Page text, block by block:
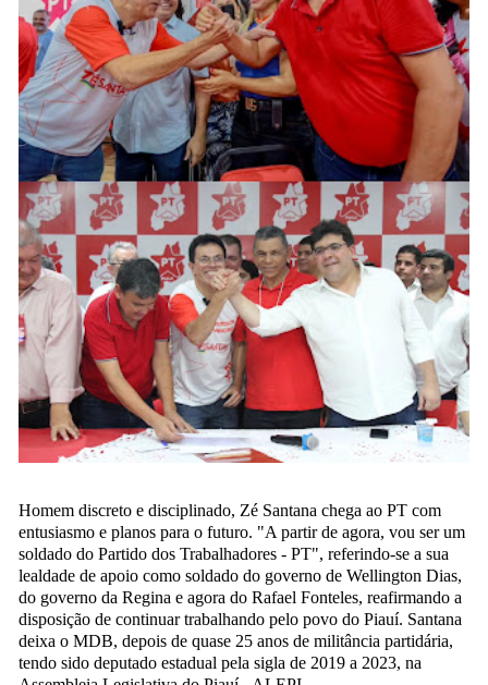
Homem discreto e disciplinado, Zé Santana chega ao PT com
entusiasmo e planos para o futuro. "A partir de agora, vou ser um
soldado do Partido dos Trabalhadores - PT", referindo-se a sua
lealdade de apoio como soldado do governo de Wellington Dias,
do governo da Regina e agora do Rafael Fonteles, reafirmando a
disposição de continuar trabalhando pelo povo do Piauí. Santana
deixa o MDB, depois de quase 25 anos de militância partidária,
tendo sido deputado estadual pela sigla de 2019 a 2023, na